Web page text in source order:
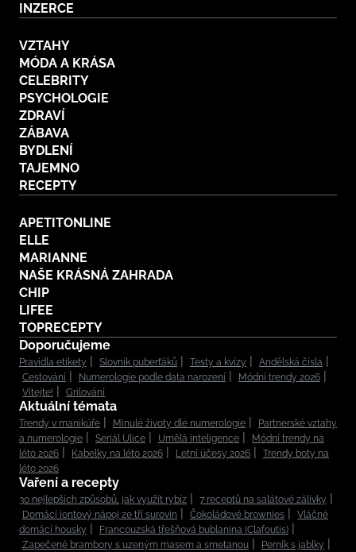
INZERCE
VZTAHY
MÓDA A KRÁSA
CELEBRITY
PSYCHOLOGIE
ZDRAVÍ
ZÁBAVA
BYDLENÍ
TAJEMNO
RECEPTY
APETITONLINE
ELLE
MARIANNE
NAŠE KRÁSNÁ ZAHRADA
CHIP
LIFEE
TOPRECEPTY
Doporučujeme
Pravidla etikety Slovník puberťáků Testy a kvízy
Andělská čísla
Cestování
Numerologie podle data narození
Módní trendy 2026
Vítejte!
Grilování
Aktuální témata
Trendy v manikúře Minulé životy dle numerologie
Partnerské vztahy
a numerologie
Seriál Ulice Umělá inteligence
Módní trendy na
léto 2026
Kabelky na léto 2026 Letní účesy 2026
Trendy boty na
léto 2026
Vaření a recepty
30 nejlepších způsobů, jak využít rybíz
7 receptů na salátové zálivky
Domácí iontový nápoj ze tří surovin
Čokoládové brownies
Vláčné
domácí housky
Francouzská třešňová bublanina (Clafoutis)
Zapečené brambory s uzeným masem a smetanou
Perník s jablky